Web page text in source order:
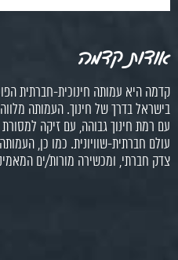
אודות קדמה
קדמה היא עמותה חינוכית-חברתית
בישראל בדרך של חינוך. העמותה
עם רמת חינוך גבוהה, עם זיקה
עולם חברתית-שוויונית. כמו כן,
צדק חברתי, ומכשירה מורות/ים